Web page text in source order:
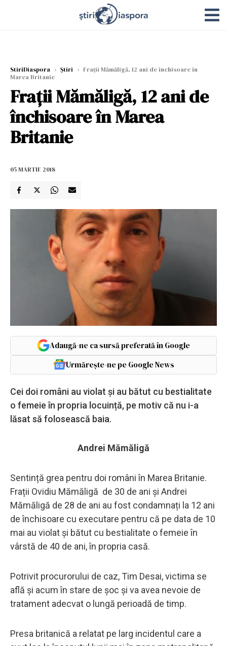
StiriDiaspora › Știri › Frații Mămăligă, 12 ani de închisoare în
Marea Britanie
Frații Mămăligă, 12 ani de
închisoare în Marea
Britanie
05 MARTIE 2018
Adaugă-ne ca sursă preferată în Google
Urmărește-ne pe Google News
Cei doi români au violat și au bătut cu bestialitate
o femeie în propria locuință, pe motiv că nu i-a
lăsat să folosească baia.
Andrei Mămăligă
Sentință grea pentru doi români în Marea Britanie.
Frații Ovidiu Mămăligă de 30 de ani și Andrei
Mămăligă de 28 de ani au fost condamnați la 12 ani
de închisoare cu executare pentru că pe data de 10
mai au violat și bătut cu bestialitate o femeie în
vârstă de 40 de ani, în propria casă.
Potrivit procurorului de caz, Tim Desai, victima se
află și acum în stare de șoc și va avea nevoie de
tratament adecvat o lungă perioadă de timp.
Presa britanică a relatat pe larg incidentul care a